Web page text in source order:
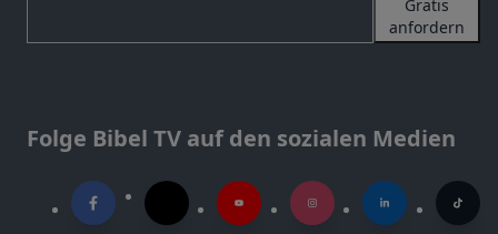
Gratis
anfordern
Folge Bibel TV auf den sozialen Medien